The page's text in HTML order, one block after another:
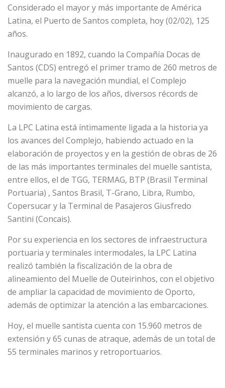
Considerado el mayor y más importante de América
Latina, el Puerto de Santos completa, hoy (02/02), 125
años.
Inaugurado en 1892, cuando la Compañía Docas de
Santos (CDS) entregó el primer tramo de 260 metros de
muelle para la navegación mundial, el Complejo
alcanzó, a lo largo de los años, diversos récords de
movimiento de cargas.
La LPC Latina está íntimamente ligada a la historia ya
los avances del Complejo, habiendo actuado en la
elaboración de proyectos y en la gestión de obras de 26
de las más importantes terminales del muelle santista,
entre ellos, el de TGG, TERMAG, BTP (Brasil Terminal
Portuaria) , Santos Brasil, T-Grano, Libra, Rumbo,
Copersucar y la Terminal de Pasajeros Giusfredo
Santini (Concais).
Por su experiencia en los sectores de infraestructura
portuaria y terminales intermodales, la LPC Latina
realizó también la fiscalización de la obra de
alineamiento del Muelle de Outeirinhos, con el objetivo
de ampliar la capacidad de movimiento de Oporto,
además de optimizar la atención a las embarcaciones.
Hoy, el muelle santista cuenta con 15.960 metros de
extensión y 65 cunas de atraque, además de un total de
55 terminales marinos y retroportuarios.